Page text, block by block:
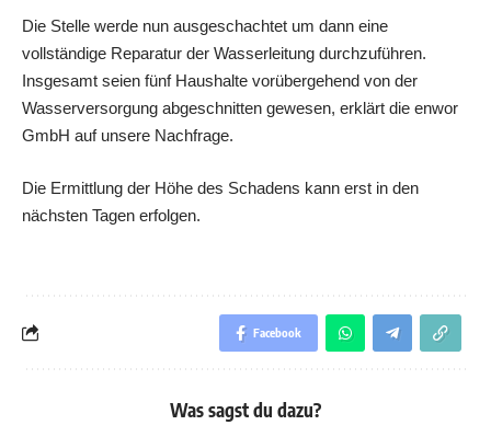
Die Stelle werde nun ausgeschachtet um dann eine
vollständige Reparatur der Wasserleitung durchzuführen.
Insgesamt seien fünf Haushalte vorübergehend von der
Wasserversorgung abgeschnitten gewesen, erklärt die enwor
GmbH auf unsere Nachfrage.
Die Ermittlung der Höhe des Schadens kann erst in den
nächsten Tagen erfolgen.
Facebook
Was sagst du dazu?